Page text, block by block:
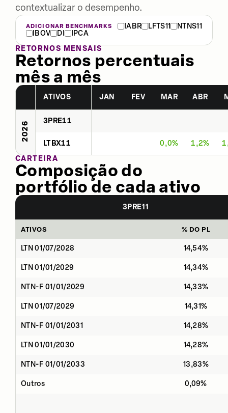
contextualizar o desempenho.
ADICIONAR BENCHMARKS IABR LFTS11
NTNS11
IBOV
DI
IPCA
RETORNOS MENSAIS
Retornos percentuais
mês a mês
ATIVOS JAN FEV MAR ABR
2026 3PRE11
LTBX11 0,0% 1,2%
CARTEIRA
Composição do
portfólio de cada ativo
3PRE11
ATIVOS % DO PL
LTN 01/07/2028 14,54%
LTN 01/01/2029 14,34%
NTN-F 01/01/2029 14,33%
LTN 01/07/2029 14,31%
NTN-F 01/01/2031 14,28%
LTN 01/01/2030 14,28%
NTN-F 01/01/2033 13,83%
Outros 0,09%